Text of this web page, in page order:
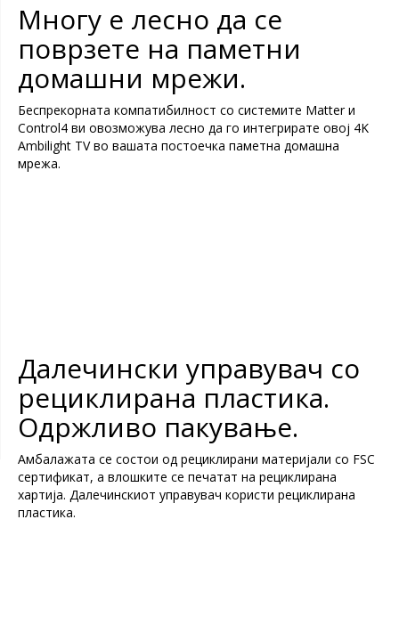
Многу е лесно да се
поврзете на паметни
домашни мрежи.
Беспрекорната компатибилност со системите Matter и
Control4 ви овозможува лесно да го интегрирате овој 4K
Ambilight TV во вашата постоечка паметна домашна
мрежа.
Далечински управувач со
рециклирана пластика.
Одржливо пакување.
Амбалажата се состои од рециклирани материјали со FSC
сертификат, а влошките се печатат на рециклирана
хартија. Далечинскиот управувач користи рециклирана
пластика.